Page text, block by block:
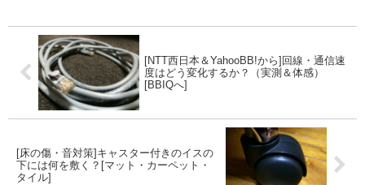
[NTT西日本＆YahooBB!から]回線・通信速
度はどう変化するか？（実測＆体感）
[BBIQへ]
[床の傷・音対策]キャスター付きのイスの
下には何を敷く？[マット・カーペット・
タイル]